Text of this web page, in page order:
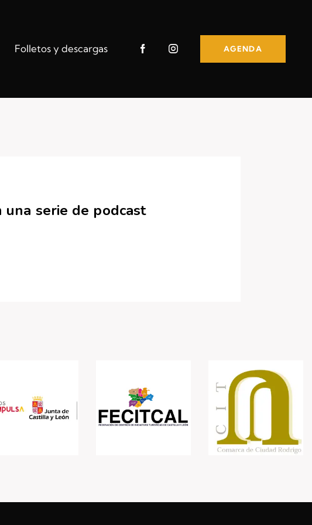
Folletos y descargas AGENDA
serie de podcast